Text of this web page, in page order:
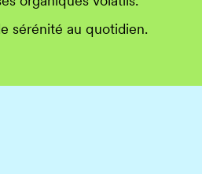
sérénité au quotidien.